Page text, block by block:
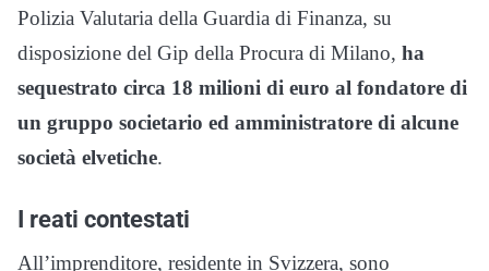
Polizia Valutaria della Guardia di Finanza, su
disposizione del Gip della Procura di Milano, ha
sequestrato circa 18 milioni di euro al fondatore di
un gruppo societario ed amministratore di alcune
società elvetiche.
I reati contestati
All’imprenditore, residente in Svizzera, sono